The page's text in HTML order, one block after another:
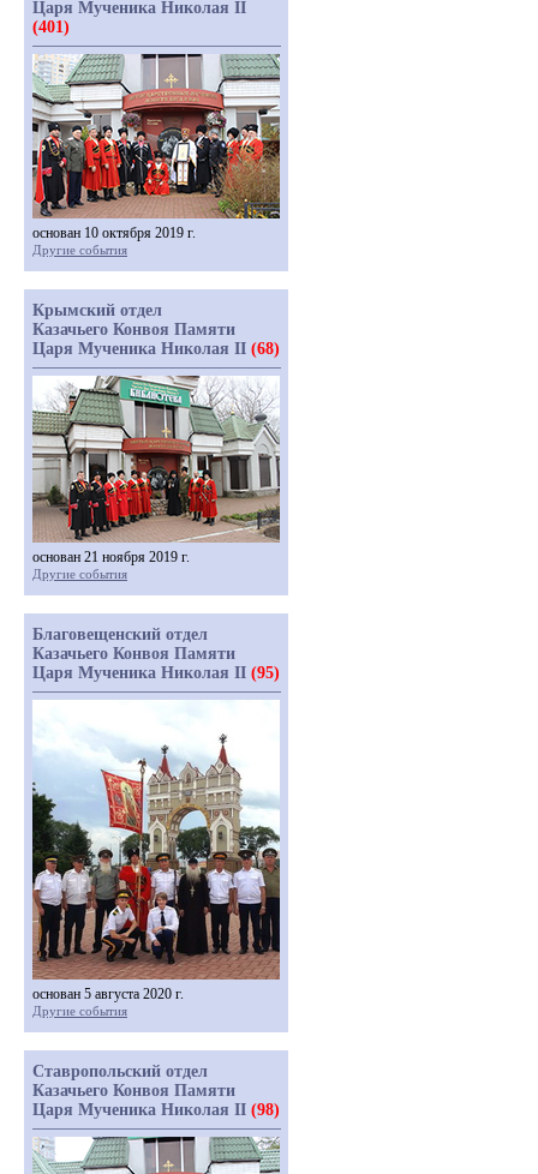
Царя Мученика Николая II
(401)
основан 10 октября 2019 г.
Другие события
Крымский отдел
Казачьего Конвоя Памяти
Царя Мученика Николая II (68)
основан 21 ноября 2019 г.
Другие события
Благовещенский отдел
Казачьего Конвоя Памяти
Царя Мученика Николая II (95)
основан 5 августа 2020 г.
Другие события
Ставропольский отдел
Казачьего Конвоя Памяти
Царя Мученика Николая II (98)